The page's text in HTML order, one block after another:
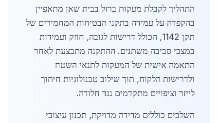
התהליך לקבלת מעקות ברזל בבית שאן מתאפיין
בהקפדה על עמידה בתקני הבטיחות המחמירים של
תקן 1142, הכולל דרישות לגובה, חוזק ועמידות
במצבי סביבה משתנים. ההתקנה מתבצעת לאחר
התאמה אישית של המעקות לתנאי השטח
ולדרישות הלקוח, תוך שילוב טכנולוגיות חיתוך
לייזר וציפויים מתקדמים נגד חלודה.
השלבים כוללים מדידה מדויקת, תכנון עיצובי